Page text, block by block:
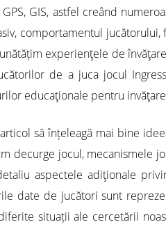
GPS, GIS, astfel creând
comportamentul
experienţele de
de a juca jocul
educaţionale pentru
să înțeleagă mai bine
decurge jocul, mecanismele
aspectele adiţionale
date de jucători sunt
situații ale cercetării